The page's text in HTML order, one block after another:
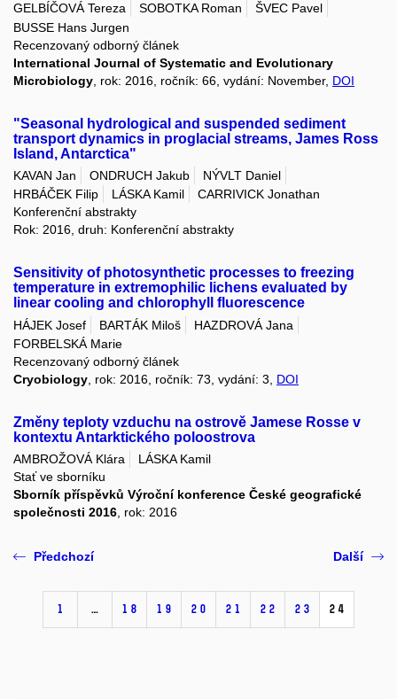
GELBÍČOVÁ Tereza
SOBOTKA Roman
ŠVEC Pavel
BUSSE Hans Jurgen
Recenzovaný odborný článek
International Journal of Systematic and Evolutionary
Microbiology , rok: 2016, ročník: 66, vydání: November, DOI
"Seasonal hydrological and suspended sediment
transport dynamics in proglacial streams, James Ross
Island, Antarctica"
KAVAN Jan ONDRUCH Jakub
NÝVLT Daniel
HRBÁČEK Filip
LÁSKA Kamil
CARRIVICK Jonathan
Konferenční abstrakty
Rok: 2016, druh: Konferenční abstrakty
Sensitivity of photosynthetic processes to freezing
temperature in extremophilic lichens evaluated by
linear cooling and chlorophyll fluorescence
HÁJEK Josef BARTÁK Miloš
HAZDROVÁ Jana
FORBELSKÁ Marie
Recenzovaný odborný článek
Cryobiology , rok: 2016, ročník: 73, vydání: 3, DOI
Změny teploty vzduchu na ostrově Jamese Rosse v
kontextu Antarktického poloostrova
AMBROŽOVÁ Klára
LÁSKA Kamil
Stať ve sborníku
Sborník příspěvků Výroční konference České geografické
společnosti 2016 , rok: 2016
Předchozí
1 … 18 19 20 21 22 23 24
Další